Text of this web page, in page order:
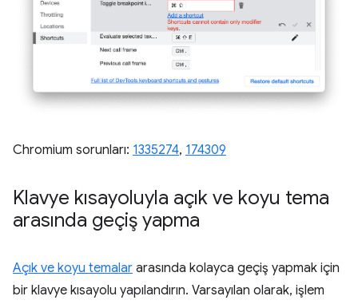
Chromium sorunları: 1335274, 174309
Klavye kısayoluyla açık ve koyu tema
arasında geçiş yapma
Açık ve koyu temalar arasında kolayca geçiş yapmak için
bir klavye kısayolu yapılandırın. Varsayılan olarak, işlem